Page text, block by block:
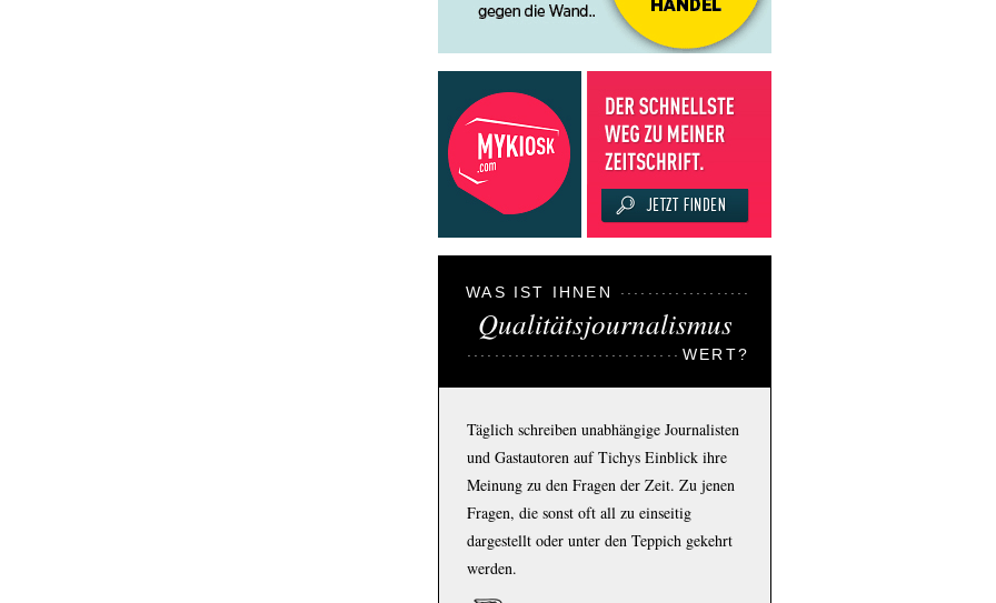
WAS IST IHNEN
Qualitätsjournalismus
WERT?
Täglich schreiben unabhängige Journalisten
und Gastautoren auf Tichys Einblick ihre
Meinung zu den Fragen der Zeit. Zu jenen
Fragen, die sonst oft all zu einseitig
dargestellt oder unter den Teppich gekehrt
werden.